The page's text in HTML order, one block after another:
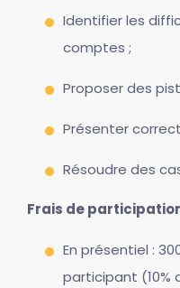
Identifier les
comptes ;
Proposer des
Présenter
Résoudre des
Frais de
En présentiel :
participant (10%